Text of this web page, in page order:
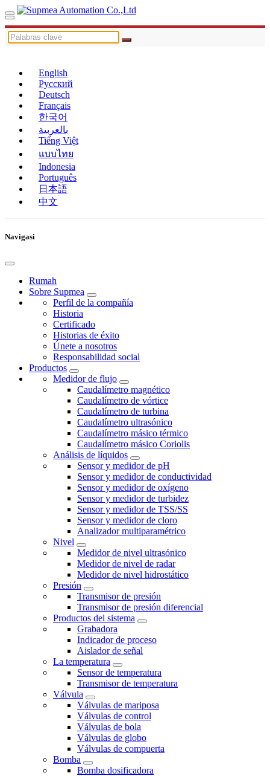
English
Русский
Deutsch
Français
한국어
بالعربية
Tiếng Việt
แบบไทย
Indonesia
Português
日本語
中文
Navigasi
Rumah
Sobre Supmea
Perfil de la compañía
Historia
Certificado
Historias de éxito
Únete a nosotros
Responsabilidad social
Productos
Medidor de flujo
Caudalímetro magnético
Caudalímetro de vórtice
Caudalímetro de turbina
Caudalímetro ultrasónico
Caudalímetro másico térmico
Caudalímetro másico Coriolis
Análisis de líquidos
Sensor y medidor de pH
Sensor y medidor de conductividad
Sensor y medidor de oxígeno
Sensor y medidor de turbidez
Sensor y medidor de TSS/SS
Sensor y medidor de cloro
Analizador multiparamétrico
Nivel
Medidor de nivel ultrasónico
Medidor de nivel de radar
Medidor de nivel hidrostático
Presión
Transmisor de presión
Transmisor de presión diferencial
Productos del sistema
Grabadora
Indicador de proceso
Aislador de señal
La temperatura
Sensor de temperatura
Transmisor de temperatura
Válvula
Válvulas de mariposa
Válvulas de control
Válvulas de bola
Válvulas de globo
Válvulas de compuerta
Bomba
Bomba dosificadora